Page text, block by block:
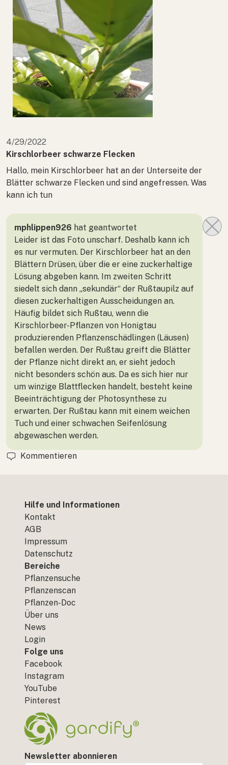
4/29/2022
Kirschlorbeer schwarze Flecken
Hallo, mein Kirschlorbeer hat an der Unterseite der
Blätter schwarze Flecken und sind angefressen. Was
kann ich tun
mphlippen926 hat geantwortet
Leider ist das Foto unscharf. Deshalb kann ich
es nur vermuten. Der Kirschlorbeer hat an den
Blättern Drüsen, über die er eine zuckerhaltige
Lösung abgeben kann. Im zweiten Schritt
siedelt sich dann „sekundär“ der Rußtaupilz auf
diesen zuckerhaltigen Ausscheidungen an.
Häufig bildet sich Rußtau, wenn die
Kirschlorbeer-Pflanzen von Honigtau
produzierenden Pflanzenschädlingen (Läusen)
befallen werden. Der Rußtau greift die Blätter
der Pflanze nicht direkt an, er sieht jedoch
nicht besonders schön aus. Da es sich hier nur
um winzige Blattflecken handelt, besteht keine
Beeinträchtigung der Photosynthese zu
erwarten. Der Rußtau kann mit einem weichen
Tuch und einer schwachen Seifenlösung
abgewaschen werden.
Kommentieren
Hilfe und Informationen
Kontakt
AGB
Impressum
Datenschutz
Bereiche
Pflanzensuche
Pflanzenscan
Pflanzen-Doc
Über uns
News
Login
Folge uns
Facebook
Instagram
YouTube
Pinterest
Newsletter abonnieren